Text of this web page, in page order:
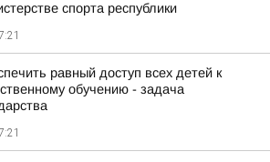
спорта республики
равный доступ всех детей к
обучению - задача